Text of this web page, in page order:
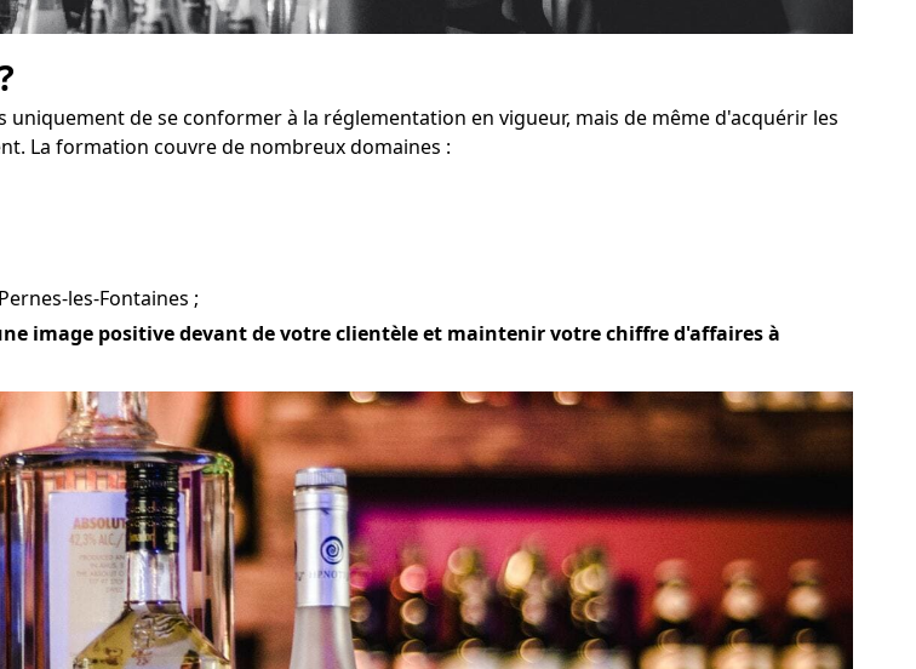
uniquement de se conformer à la réglementation en vigueur, mais de même d'acquérir les
La formation couvre de nombreux domaines :
les-Fontaines ;
image positive devant de votre clientèle et maintenir votre chiffre d'affaires à